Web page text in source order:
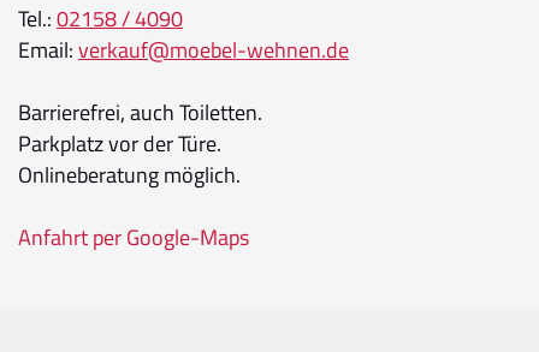
Tel.:02158 / 4090
Email:verkauf@moebel-wehnen.de
Barrierefrei, auch Toiletten.
Parkplatz vor der Türe.
Onlineberatung möglich.
Anfahrt per Google-Maps